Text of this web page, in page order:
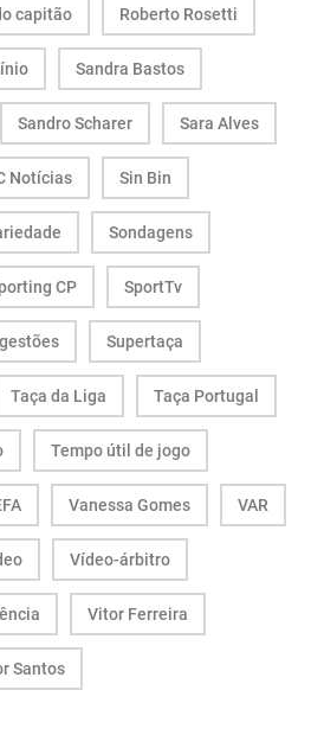
capitão Roberto Rosetti
Sandra Bastos
Sandro Scharer Sara Alves
Notícias Sin Bin
Sondagens
CP SportTv
Supertaça
Taça da Liga Taça Portugal
Tempo útil de jogo
Vanessa Gomes VAR
Vídeo-árbitro
Vitor Ferreira
Santos